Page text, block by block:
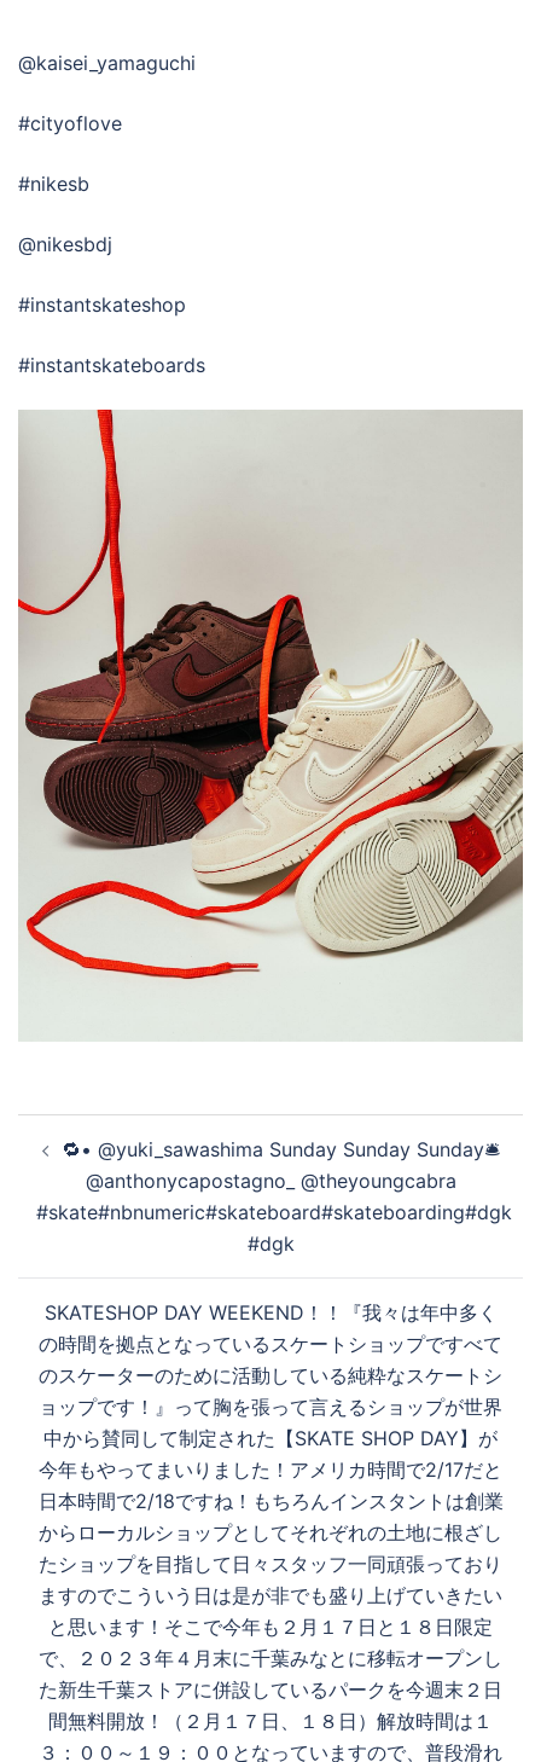
@kaisei_yamaguchi
#cityoflove
#nikesb
@nikesbdj
#instantskateshop
#instantskateboards
稿
ナ
ビ
シ
ョ
ン
🔁• @yuki_sawashima Sunday Sunday Sunday🛎️
@anthonycapostagno_ @theyoungcabra
#skate#nbnumeric#skateboard#skateboarding#dgk
#dgk
SKATESHOP DAY WEEKEND！！『我々は年中多く
の時間を拠点となっているスケートショップですべて
のスケーターのために活動している純粋なスケートシ
ョップです！』って胸を張って言えるショップが世界
中から賛同して制定された【SKATE SHOP DAY】が
今年もやってまいりました！アメリカ時間で2/17だと
日本時間で2/18ですね！もちろんインスタントは創業
からローカルショップとしてそれぞれの土地に根ざし
たショップを目指して日々スタッフ一同頑張っており
ますのでこういう日は是が非でも盛り上げていきたい
と思います！そこで今年も２月１７日と１８日限定
で、２０２３年４月末に千葉みなとに移転オープンし
た新生千葉ストアに併設しているパークを今週末２日
間無料開放！（２月１７日、１８日）解放時間は１
３：００～１９：００となっていますので、普段滑れ